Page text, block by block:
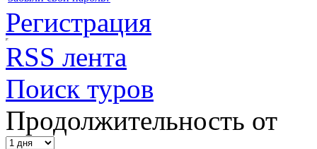
Регистрация
RSS лента
Поиск туров
Продолжительность от